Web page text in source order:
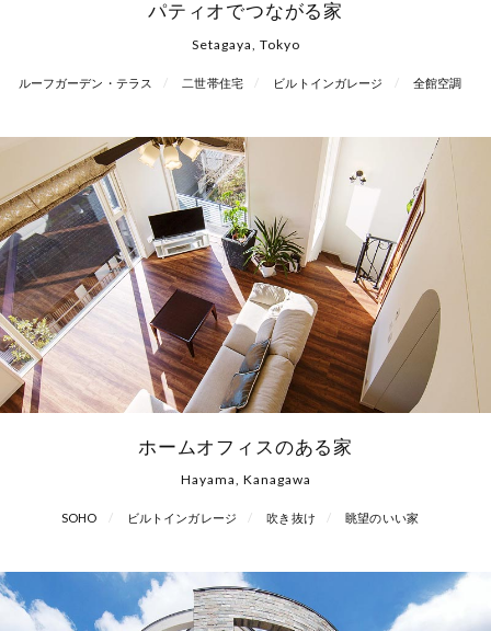
パティオでつながる家
Setagaya, Tokyo
ルーフガーデン・テラス 二世帯住宅 ビルトインガレージ 全館空調
ホームオフィスのある家
Hayama, Kanagawa
SOHO ビルトインガレージ 吹き抜け 眺望のいい家